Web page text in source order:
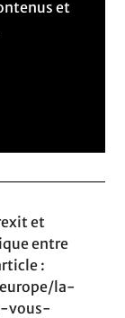
et
et
entre
:
la-
vous-